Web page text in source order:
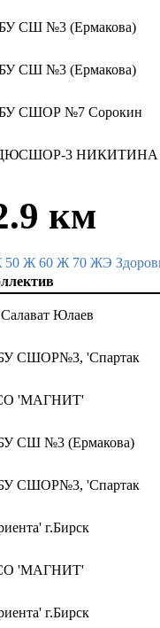
СШ №3 (Ермакова)
СШ №3 (Ермакова)
СШОР №7 Сорокин
3 НИКИТИНА
км
Ж 60 Ж 70 ЖЭ
Юлаев
СШОР№3, 'Спартак
'МАГНИТ'
СШ №3 (Ермакова)
СШОР№3, 'Спартак
г.Бирск
'МАГНИТ'
г.Бирск